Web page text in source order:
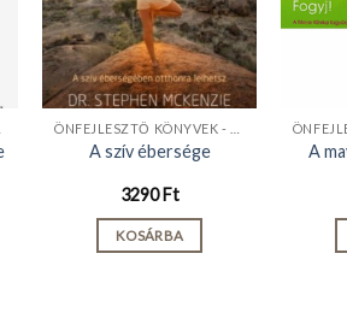
A szív ébersége
3290Ft
KOSÁRBA
A